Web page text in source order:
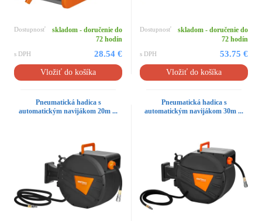
Dostupnosť
skladom - doručenie do
72 hodín
s DPH 28.54 €
Vložiť do košíka
Dostupnosť
skladom - doručenie do
72 hodín
s DPH 53.75 €
Vložiť do košíka
Pneumatická hadica s
automatickým navijákom 20m ...
Pneumatická hadica s
automatickým navijákom 30m ...